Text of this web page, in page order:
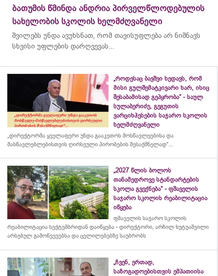
ბათუმის წმინდა ანდრია პირველწლოდებულის
სახელობის სკოლის ხელმძღვანელი
შვილებს უნდა ავუხსნათ, რომ თავისუფლება არ ნიშნავს
სხვისი უფლების დარღვევას...
„როდესაც ბავშვი ხედავს, რომ
მისი გულშემატკივარი ხარ, ისიც
შესაბამისად გეპყრობა“ - საულ
სულაბერიძე, გეგუთის
ვარციხჰესების საჯარო სკოლის
ხელმძღვანელი
„დირექტორმა ყველაფერი უნდა გააკეთოს მოსწავლეებისა და
მასწავლებლებისთვის ღირსეული პირობების შესაქმნელად“...
„2027 წლის ბოლოს
თანამედროვე სტანდარტების
სკოლა გვექნება“ - ფშაველის
საჯარო სკოლის რეაბილიტაცია
იწყება
ფშაველის საჯარო სკოლის
რეაბილიტაცია სექტემბრიდან დაიწყება - დირექტორი, არჩილ ხუტუაშვილი
არსებულ გამოწვევებსა და ცვლილებებზე საუბრობს
„ჩვენ, ერთად,
საზოგადოებისთვის ემპათიისა